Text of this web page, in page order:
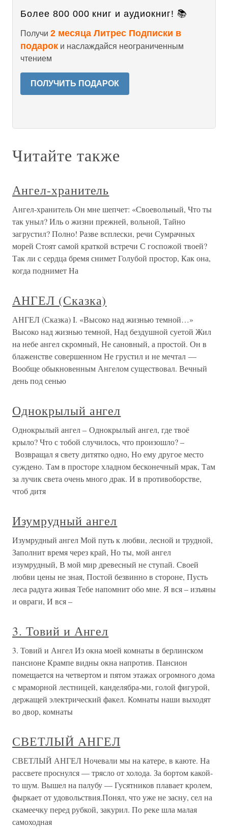
Более 800 000 книг и аудиокниг! 📚
Получи 2 месяца Литрес Подписки в
подарок и наслаждайся неограниченным
чтением
ПОЛУЧИТЬ ПОДАРОК
Читайте также
Ангел-хранитель
Ангел-хранитель Он мне шепчет: «Своевольный, Что ты
так уныл? Иль о жизни прежней, вольной, Тайно
загрустил? Полно! Разве всплески, речи Сумрачных
морей Стоят самой краткой встречи С госпожой твоей?
Так ли с сердца бремя снимет Голубой простор, Как она,
когда поднимет На
АНГЕЛ (Сказка)
АНГЕЛ (Сказка) I. «Высоко над жизнью темной…»
Высоко над жизнью темной, Над бездушной суетой Жил
на небе ангел скромный, Не сановный, а простой. Он в
блаженстве совершенном Не грустил и не мечтал —
Вообще обыкновенным Ангелом существовал. Вечный
день под сенью
Однокрылый ангел
Однокрылый ангел – Однокрылый ангел, где твоё
крыло? Что с тобой случилось, что произошло? –
Возвращал я свету дитятко одно, Но ему другое место
суждено. Там в просторе хладном бесконечный мрак, Там
за лучик света очень много драк. И в противоборстве,
чтоб дитя
Изумрудный ангел
Изумрудный ангел Мой путь к любви, лесной и трудной,
Заполнит время через край, Но ты, мой ангел
изумрудный, В мой мир древесный не ступай. Своей
любви цены не зная, Постой безвинно в стороне, Пусть
леса радуга живая Тебе напомнит обо мне. Я вся – изъяны
и овраги, И вся –
3. Товий и Ангел
3. Товий и Ангел Из окна моей комнаты в берлинском
пансионе Крампе видны окна напротив. Пансион
помещается на четвертом и пятом этажах огромного дома
с мраморной лестницей, канделябра-ми, голой фигурой,
держащей электрический факел. Комнаты наши выходят
во двор, комнаты
СВЕТЛЫЙ АНГЕЛ
СВЕТЛЫЙ АНГЕЛ Ночевали мы на катере, в каюте. На
рассвете проснулся — трясло от холода. За бортом какой-
то шум. Вышел на палубу — Гусятников плавает кролем,
фыркает от удовольствия.Понял, что уже не засну, сел на
скамеечку перед рубкой, закурил. По реке шла малая
самоходная